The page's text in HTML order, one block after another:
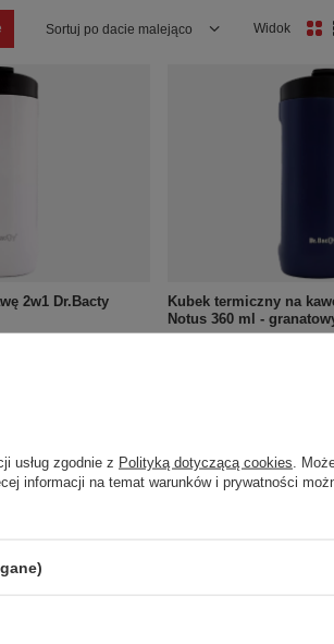
Zmień sortowanie
Sortuj po dacie malejąco Widok
2w1 Dr.Bacty
Kubek termiczny na
Notus 360 ml -
usług zgodnie z Polityką dotyczącą cookies .
informacji na temat warunków i prywatności